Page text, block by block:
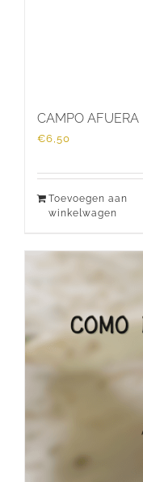
CAMPO AFUERA
€6,50
Toevoegen aan
winkelwagen